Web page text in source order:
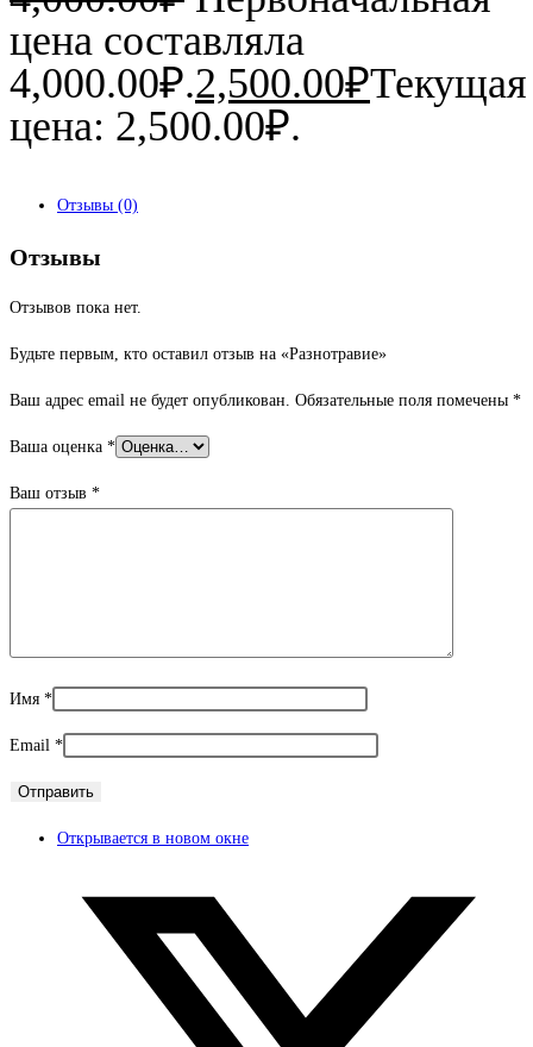
цена составляла
4,000.00₽.2,500.00₽Текущая
цена: 2,500.00₽.
Отзывы (0)
Отзывы
Отзывов пока нет.
Будьте первым, кто оставил отзыв на «Разнотравие»
Ваш адрес email не будет опубликован. Обязательные поля помечены *
Ваша оценка *
Ваш отзыв *
Имя *
Email *
Открывается в новом окне